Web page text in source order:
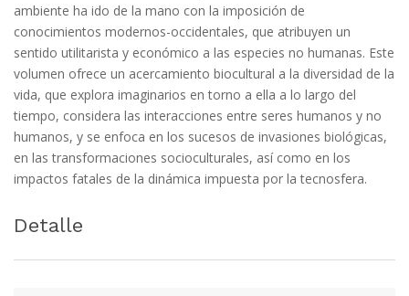
ambiente ha ido de la mano con la imposición de
conocimientos modernos-occidentales, que atribuyen un
sentido utilitarista y económico a las especies no humanas. Este
volumen ofrece un acercamiento biocultural a la diversidad de la
vida, que explora imaginarios en torno a ella a lo largo del
tiempo, considera las interacciones entre seres humanos y no
humanos, y se enfoca en los sucesos de invasiones biológicas,
en las transformaciones socioculturales, así como en los
impactos fatales de la dinámica impuesta por la tecnosfera.
Detalle